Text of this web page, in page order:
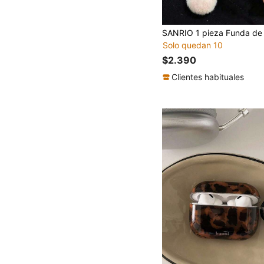
Solo quedan 10
$2.390
Clientes habituales